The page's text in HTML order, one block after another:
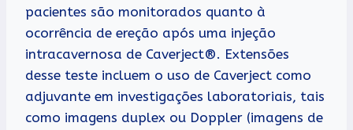
pacientes são monitorados quanto à
ocorrência de ereção após uma injeção
intracavernosa de Caverject®. Extensões
desse teste incluem o uso de Caverject como
adjuvante em investigações laboratoriais, tais
como imagens duplex ou Doppler (imagens de